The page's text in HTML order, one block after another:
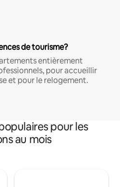
de tourisme?
entièrement
pour accueillir
et pour le relogement.
pour les
au mois